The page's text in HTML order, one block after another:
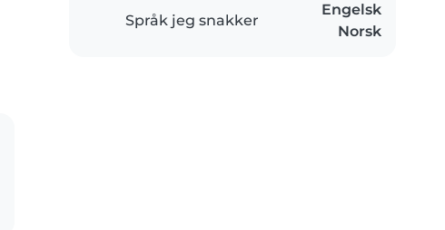
Språk jeg snakker
Engelsk
Norsk